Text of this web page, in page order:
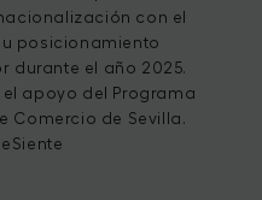
con el
posicionamiento
durante el año 2025.
apoyo del Programa
Comercio de Sevilla.